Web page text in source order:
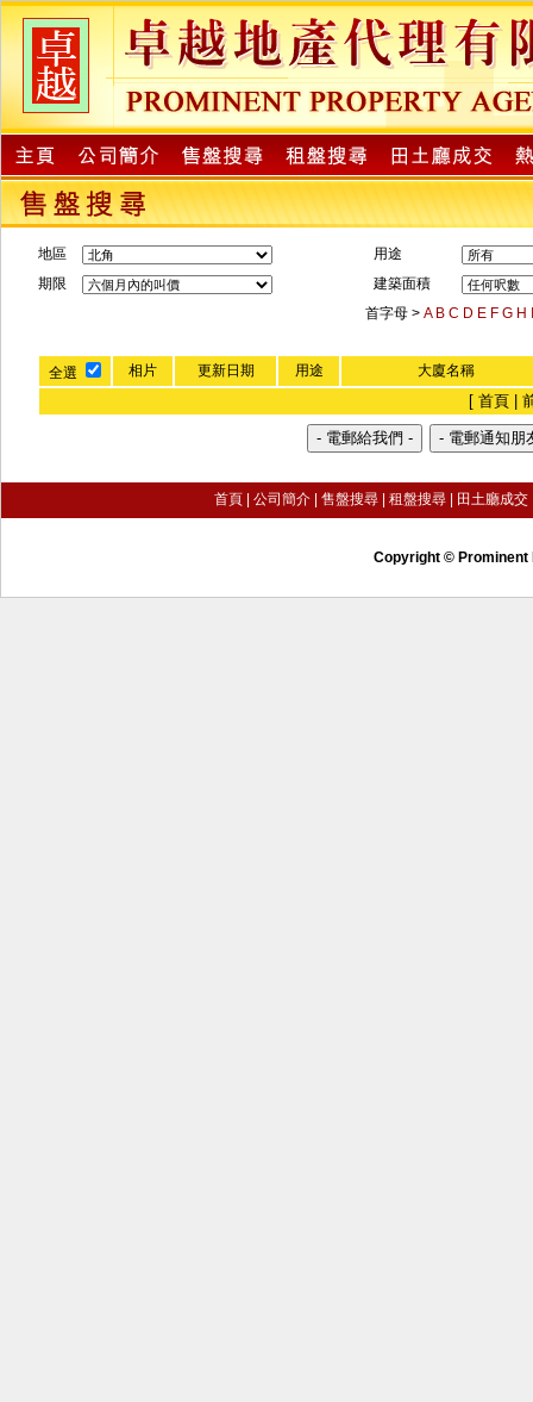
地區
用途
期限
建築面積
首字母 > A B C D E F G H
全選 相片 更新日期 用途 大廈名稱
[ 首頁 |
首頁 公司簡介 售盤搜尋 租盤搜尋 | 田土廳成交
Copyright © Prominent